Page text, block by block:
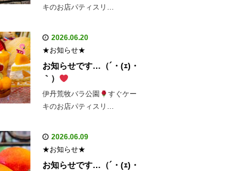
キのお店パティスリ…
2026.06.20
★お知らせ★
お知らせです…（´・(ｪ)・
｀）
伊丹荒牧バラ公園
すぐケー
キのお店パティスリ…
2026.06.09
★お知らせ★
お知らせです…（´・(ｪ)・